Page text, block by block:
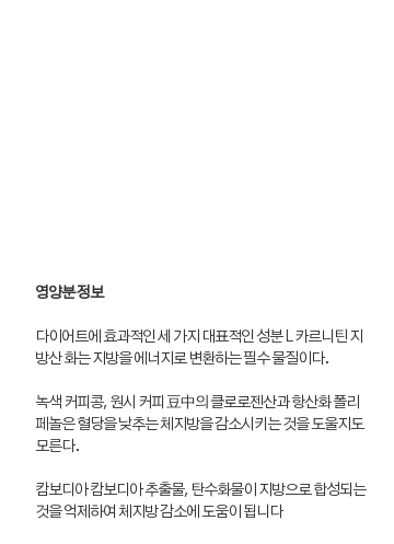
영양분 정보
다이어트에 효과적인 세 가지 대표적인 성분 L 카르니틴 지
방산 화는 지방을 에너지로 변환하는 필수 물질이다.
녹색 커피콩, 원시 커피 豆中의 클로로젠산과 항산화 폴리
페놀은 혈당을 낮추는 체지방을 감소시키는 것을 도울지도
모른다.
캄보디아 캄보디아 추출물, 탄수화물이 지방으로 합성되는
것을 억제하여 체지방 감소에 도움이 됩니다